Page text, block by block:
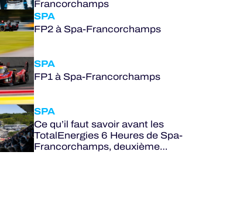
Francorchamps
SPA
FP2 à Spa-Francorchamps
SPA
FP1 à Spa-Francorchamps
SPA
Ce qu’il faut savoir avant les
TotalEnergies 6 Heures de Spa-
Francorchamps, deuxième